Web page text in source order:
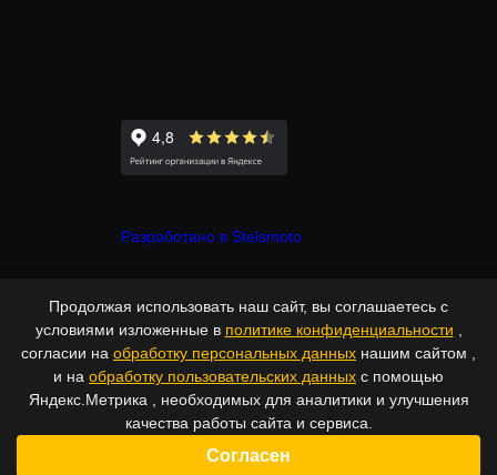
Разработано в Stelsmoto
© Copyright 2007-2026 - Stelsmoto.
Все права защищены.www.stelsmoto.ru
Информация, размещенная на сайте, не является публичной
офертой.
Продолжая использовать наш сайт, вы соглашаетесь с
условиями изложенные в политике конфиденциальности
согласии на обработку персональных данных нашим сайтом ,
и на обработку пользовательских данных с помощью
Яндекс.Метрика , необходимых для аналитики и улучшения
качества работы сайта и сервиса.
Согласен